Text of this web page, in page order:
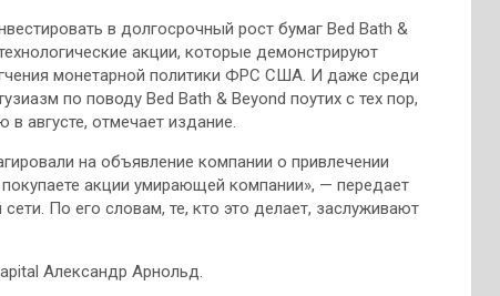
в долгосрочный рост бумаг Bed Bath &
акции, которые демонстрируют
монетарной политики ФРС США. И даже среди
по поводу Bed Bath & Beyond поутих с тех пор,
августе, отмечает издание.
на объявление компании о привлечении
акции умирающей компании», — передает
По его словам, те, кто это делает, заслуживают
Александр Арнольд.